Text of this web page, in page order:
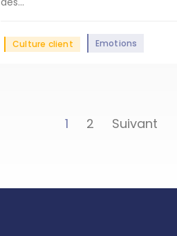
Culture client Emotions
1 2 Suivant